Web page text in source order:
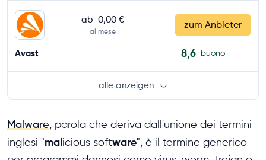
ab 0,00 €
al mese
zum Anbieter
Avast 8,6 buono
alle anzeigen
Malware, parola che deriva dall'unione dei termini
inglesi "malicious software", è il termine generico